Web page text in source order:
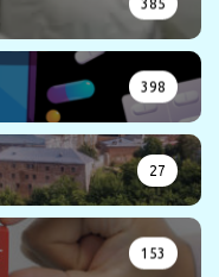
385
398
27
153